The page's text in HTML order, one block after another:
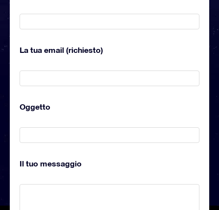
La tua email (richiesto)
Oggetto
Il tuo messaggio